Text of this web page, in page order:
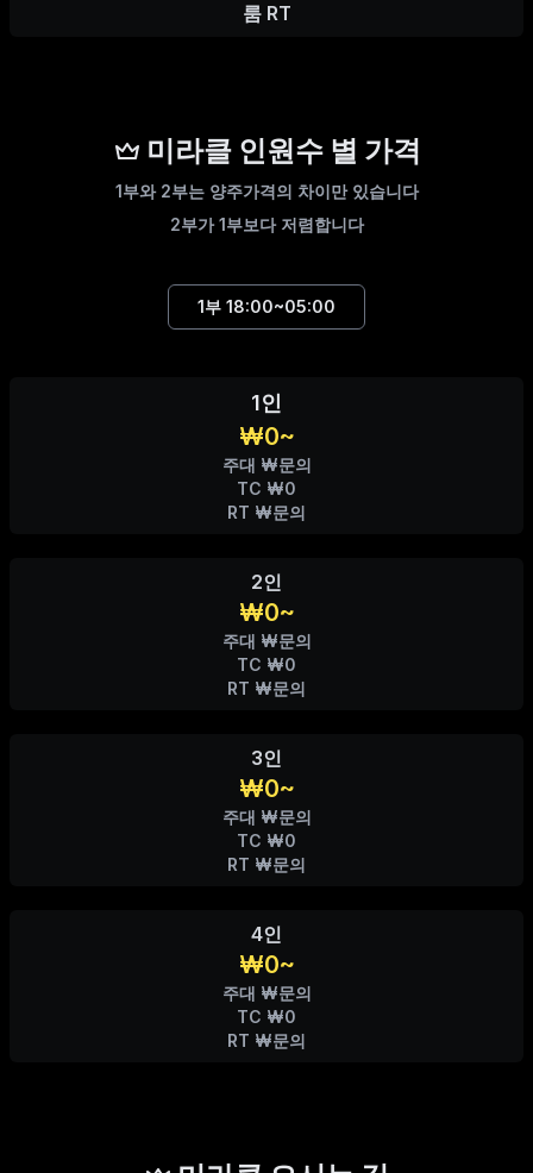
룸 RT
미라클 인원수 별 가격
1부와 2부는 양주가격의 차이만 있습니다
2부가 1부보다 저렴합니다
1부 18:00~05:00
1인
₩0~
주대 ₩문의
TC ₩0
RT ₩문의
2인
₩0~
주대 ₩문의
TC ₩0
RT ₩문의
3인
₩0~
주대 ₩문의
TC ₩0
RT ₩문의
4인
₩0~
주대 ₩문의
TC ₩0
RT ₩문의